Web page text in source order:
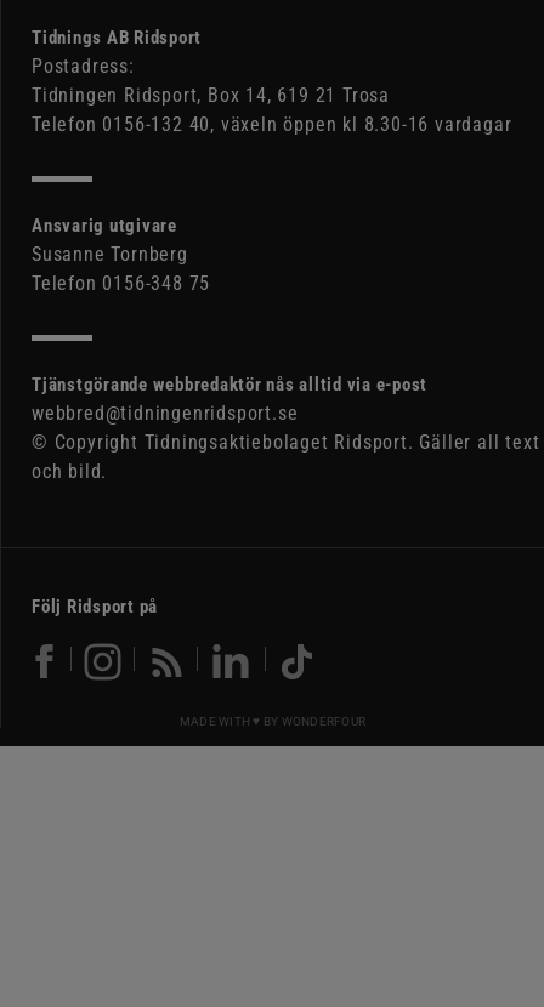
Tidnings AB Ridsport
Postadress:
Tidningen Ridsport, Box 14, 619 21 Trosa
Telefon 0156-132 40, växeln öppen kl 8.30-16 vardagar
Ansvarig utgivare
Susanne Tornberg
Telefon 0156-348 75
Tjänstgörande webbredaktör nås alltid via e-post
webbred@tidningenridsport.se
© Copyright Tidningsaktiebolaget Ridsport. Gäller all text
och bild.
Följ Ridsport på
MADE WITH ♥ BY WONDERFOUR